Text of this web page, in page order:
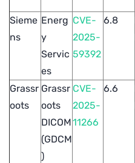
Sieme
ns
Energ
y
Servic
es
CVE-
2025-
59392
6.8
Grassr
oots
Grassr
oots
DICOM
(GDCM
)
CVE-
2025-
11266
6.6